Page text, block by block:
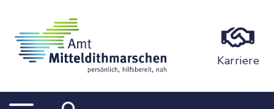
Karriere